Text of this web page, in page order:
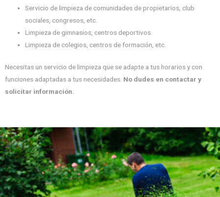
Servicio de limpieza de comunidades de propietarios, club
sociales, congresos, etc.
Limpieza de gimnasios, centros deportivos.
Limpieza de colegios, centros de formación, etc.
Necesitas un servicio de limpieza que se adapte a tus horarios y con
funciones adaptadas a tus necesidades. No dudes en contactar y
solicitar información.